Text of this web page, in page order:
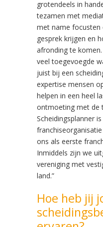
grotendeels in
tezamen met
met name focusten
gesprek krijgen en
afronding te
veel toegevoegde
juist bij een
expertise mensen
helpen in een heel
ontmoeting met de
Scheidingsplanner
ons als eerste
Inmiddels zijn we
vereniging met
land.”
Hoe heb jij